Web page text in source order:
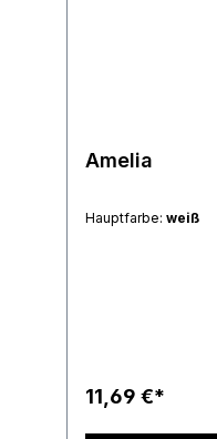
Amelia
Hauptfarbe: weiß
11,69 €*